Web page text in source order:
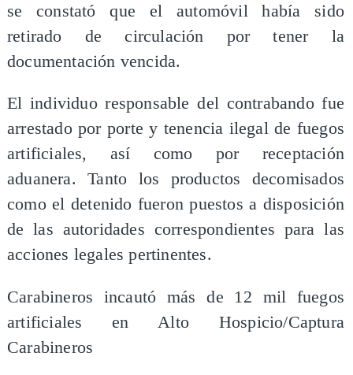
se constató que el automóvil había sido
retirado de circulación por tener la
documentación vencida.
El individuo responsable del contrabando fue
arrestado por porte y tenencia ilegal de fuegos
artificiales, así como por receptación
aduanera. Tanto los productos decomisados
como el detenido fueron puestos a disposición
de las autoridades correspondientes para las
acciones legales pertinentes.
Carabineros incautó más de 12 mil fuegos
artificiales en Alto Hospicio/Captura
Carabineros